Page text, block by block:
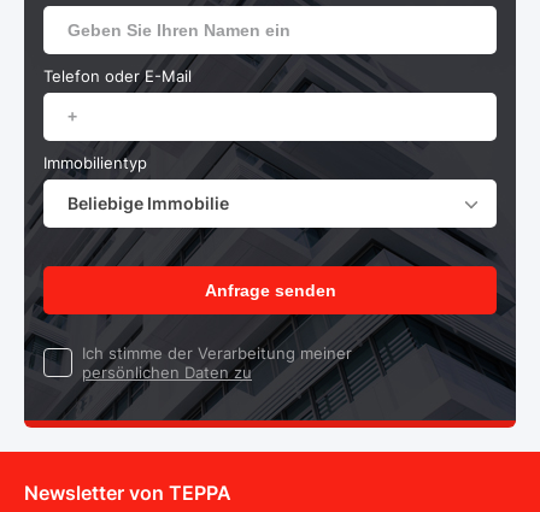
Telefon oder E-Mail
Immobilientyp
Beliebige Immobilie
Anfrage senden
Ich stimme der Verarbeitung meiner
persönlichen Daten zu
Newsletter von TEPPA